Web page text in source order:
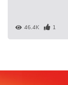
46.4K 1